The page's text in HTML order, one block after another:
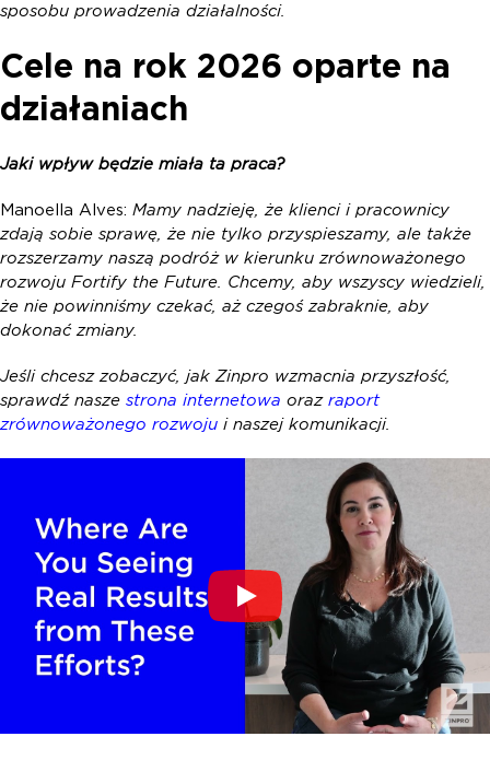
sposobu prowadzenia działalności.
Cele na rok 2026 oparte na
działaniach
Jaki wpływ będzie miała ta praca?
Manoella Alves: Mamy nadzieję, że klienci i pracownicy
zdają sobie sprawę, że nie tylko przyspieszamy, ale także
rozszerzamy naszą podróż w kierunku zrównoważonego
rozwoju Fortify the Future. Chcemy, aby wszyscy wiedzieli,
że nie powinniśmy czekać, aż czegoś zabraknie, aby
dokonać zmiany.
Jeśli chcesz zobaczyć, jak Zinpro wzmacnia przyszłość,
sprawdź nasze strona internetowa oraz raport
zrównoważonego rozwoju i naszej komunikacji.